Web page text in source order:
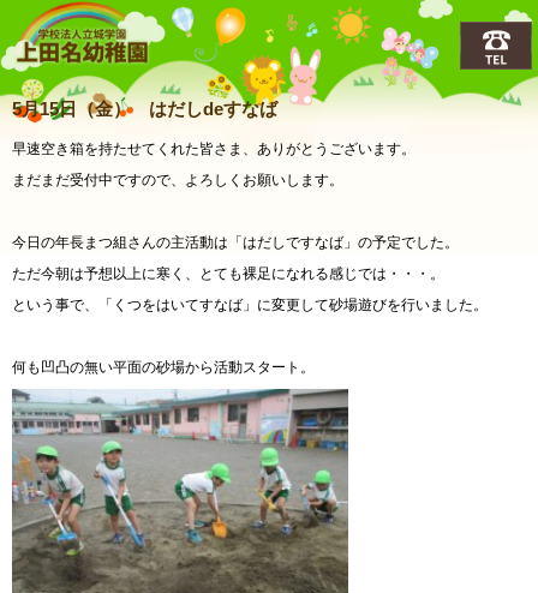
上田名(うえだな)幼稚園
5月15日（金） はだしdeすなば
早速空き箱を持たせてくれた皆さま、ありがとうございます。
まだまだ受付中ですので、よろしくお願いします。
今日の年長まつ組さんの主活動は「はだしですなば」の予定でした。
ただ今朝は予想以上に寒く、とても裸足になれる感じでは・・・。
という事で、「くつをはいてすなば」に変更して砂場遊びを行いました。
何も凹凸の無い平面の砂場から活動スタート。